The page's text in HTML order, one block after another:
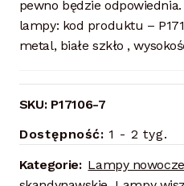
pewno będzie
lampy: kod produktu –
metal, białe szkło ,
SKU: P17106-7
Dostępność: 1 - 2 tyg.
Kategorie: Lampy